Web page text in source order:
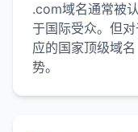
.com域名通常被
于国际受众。但
应的国家顶级域
势。